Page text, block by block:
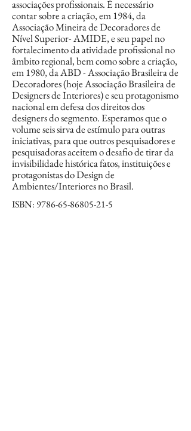
associaçõesprofissionais. É necessário
contar sobre a criação, em 1984,da
Associação Mineira de Decoradores de
Nível Superior- AMIDE, e seu papel no
fortalecimento da atividade profissionalno
âmbito regional, bem como sobre a criação,
em 1980, daABD - Associação Brasileira de
Decoradores (hoje AssociaçãoBrasileira de
Designers de Interiores) e seu protagonismo
nacionalem defesa dos direitos dos
designers do segmento. Esperamos que o
volume seis sirva de estímulo para outras
iniciativas,para que outros pesquisadores e
pesquisadoras aceitemo desafio de tirar da
invisibilidade histórica fatos, instituiçõese
protagonistas do Design de
Ambientes/Interiores no Brasil.
ISBN: 9786-65-86805-21-5